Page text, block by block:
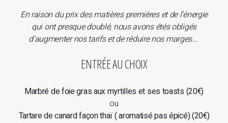
En raison du prix des matières premières et de l’énergie
qui ont presque doublé, nous avons étés obligés
d'augmenter nos tarifs et de réduire nos marges...
ENTRÉE AU CHOIX
Marbré de foie gras aux myrtilles et ses toasts (20€)
ou
Tartare de canard façon thaï ( aromatisé pas épicé) (20€)